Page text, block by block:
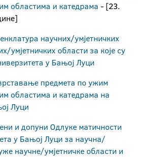
Универзитета
областима и катедрама - [23.
научних/умјетничких
умјетничких области за које су
у Бањој Луци
предмета по ужим
областима и катедрамa на
Луци
и допуни Одлуке матичности
у Бањој Луци за научна/
научне/умјетничке области и